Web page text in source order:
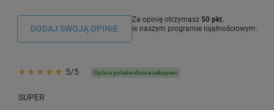
DODAJ SWOJĄ OPINIE
Za opinię otrzymasz 50 pkt.
w naszym programie lojalnościowym.
5/5 Opinia potwierdzona zakupem
SUPER